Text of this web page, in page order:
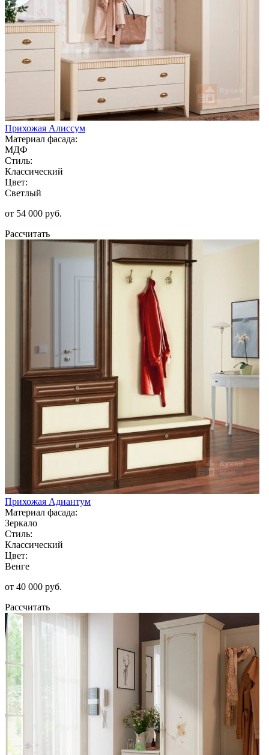
Прихожая Алиссум
Материал фасада:
МДФ
Стиль:
Классический
Цвет:
Светлый
от 54 000 руб.
Рассчитать
Прихожая Адиантум
Материал фасада:
Зеркало
Стиль:
Классический
Цвет:
Венге
от 40 000 руб.
Рассчитать